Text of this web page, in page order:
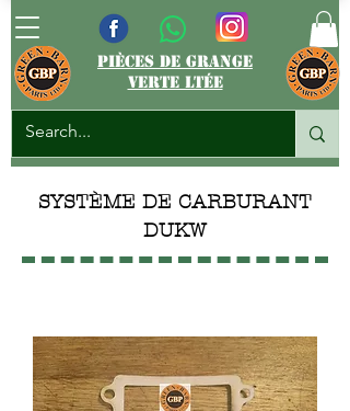
pièces de grange
verte ltée
SYSTÈME DE CARBURANT
DUKW